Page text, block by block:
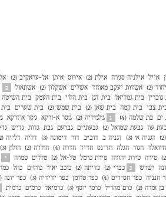
אייל אילניה סג׳רה אילת (2) אירוס איתן אל-עראקיב (2)
(2) אשדות יעקב מאוחד אשלים אשקלון (2) אשתאול ב
גוברין בית גמליאל בית דגן בית הלוי בית העמק בית השיטה
צבי בית קמה בית שאן (2) בית שמש (2) בית שערים
ים בת שלמה (4) ג ג'לג'וליה (2) ג'סר א-זרקא ג'סר א־זרקא
עוז גבעת שמואל (2) גבעתיים גברעם גבת גדות גדיש
דגניה א׳ (3) דגניה ב דוב"ב דור דימונה (3) דליה דלייה (2)
ח'וואלד חגור חגלה חד־נס חדיד חדרה (4) חולדה (2) חולון (3)
טירה טירת יהודה טירת כרמל טל-אל (2) טללים טמרה י
ישרש כ כברי (2) כדיתה (2) כוכב יאיר כורזים כחל
חנניה כפר חסידים (4) כפר טרומן כפר ידידיה (3)
כפר יונה (2)
זמרה (2) כרם מהר"ל כרמי יוסף (3) כרמיאל כרמים כרמית